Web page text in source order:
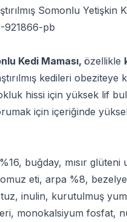
Somonlu Yetişkin
921866-pb
Kedi Maması, özellikle
kedileri
hissi için yüksek lif
için içeriğinde
buğday, mısır
eti, arpa %8,
inulin, kurutulmuş
monokalsiyum fosfat,